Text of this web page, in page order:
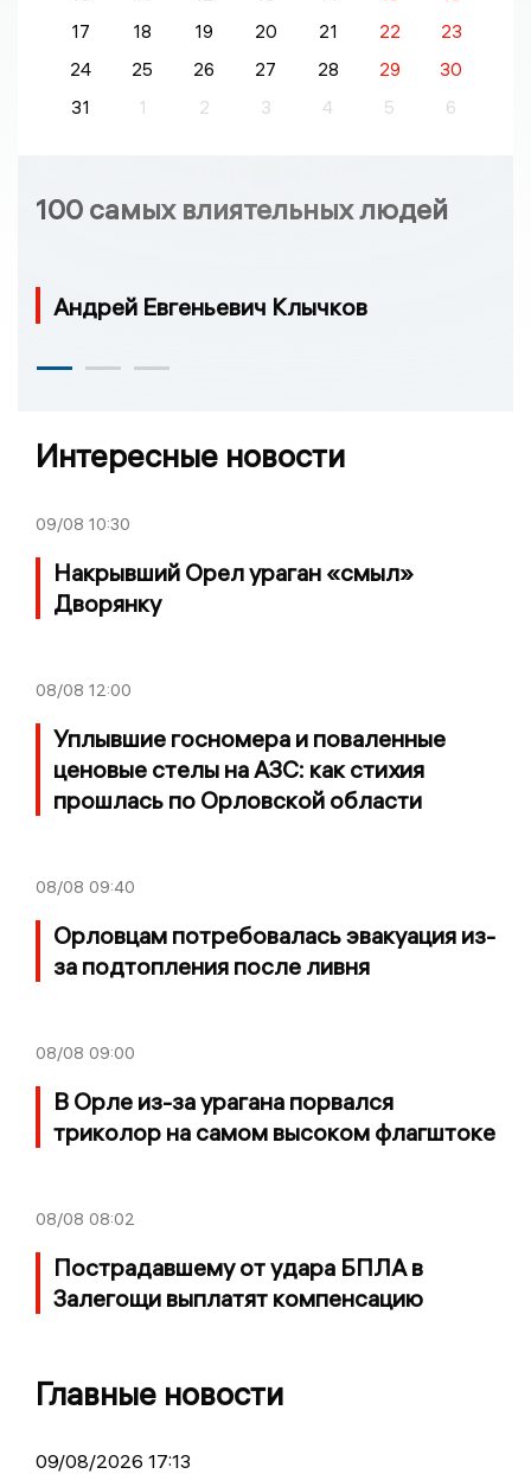
17
18 19 20 21 22
23
24
25 26 27 28 29
30
31
1 2 3 4 5 6
100 самых влиятельных людей
Андрей Евгеньевич Клычков
Интересные новости
09/08 10:30
Накрывший Орел ураган «смыл»
Дворянку
08/08 12:00
Уплывшие госномера и поваленные
ценовые стелы на АЗС: как стихия
прошлась по Орловской области
08/08 09:40
Орловцам потребовалась эвакуация из-
за подтопления после ливня
08/08 09:00
В Орле из-за урагана порвался
триколор на самом высоком флагштоке
08/08 08:02
Пострадавшему от удара БПЛА в
Залегощи выплатят компенсацию
Главные новости
09/08/2026 17:13